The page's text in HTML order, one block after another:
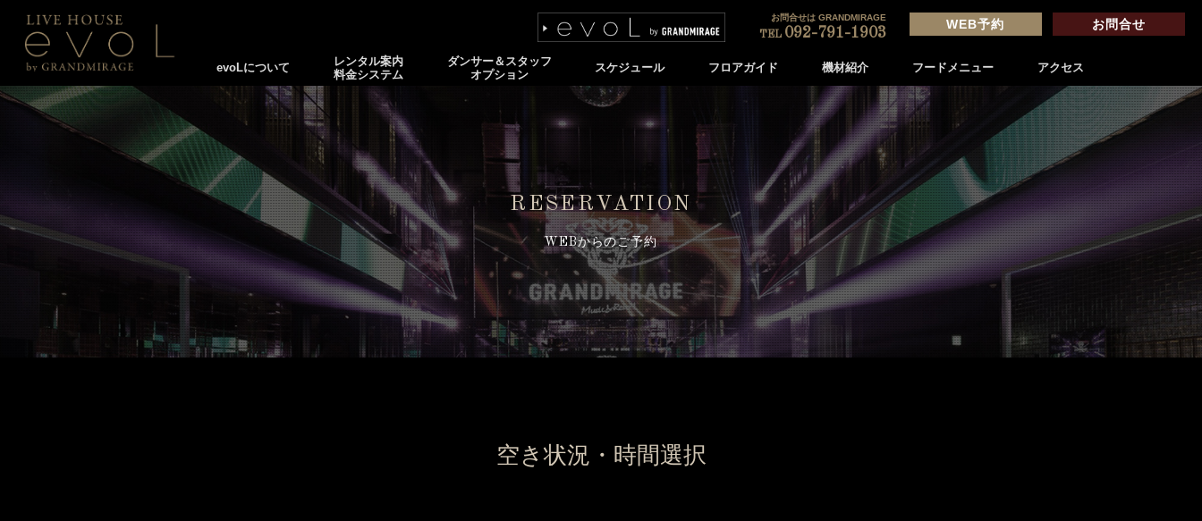
evoLについて
レンタル案内
料金システム
ダンサー＆スタッフ
オプション
スケジュール フロアガイド 機材紹介 フードメニュー アクセス
お問合せは GRANDMIRAGE
TEL 092-791-1903
WEB予約 お問合せ
RESERVATION
WEBからのご予約
空き状況・時間選択